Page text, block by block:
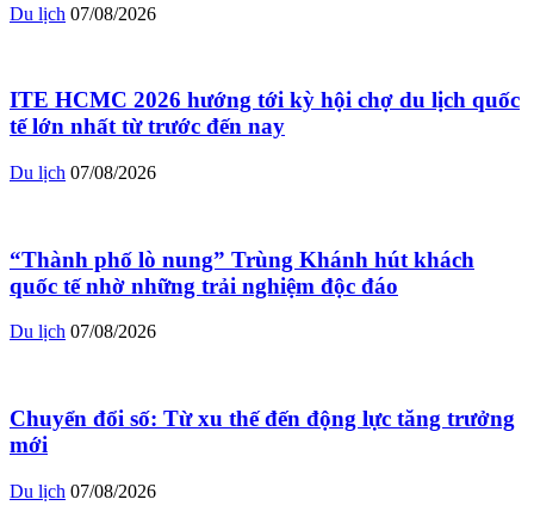
Du lịch 07/08/2026
ITE HCMC 2026 hướng tới kỳ hội chợ du lịch quốc
tế lớn nhất từ trước đến nay
Du lịch 07/08/2026
“Thành phố lò nung” Trùng Khánh hút khách
quốc tế nhờ những trải nghiệm độc đáo
Du lịch 07/08/2026
Chuyển đổi số: Từ xu thế đến động lực tăng trưởng
mới
Du lịch 07/08/2026